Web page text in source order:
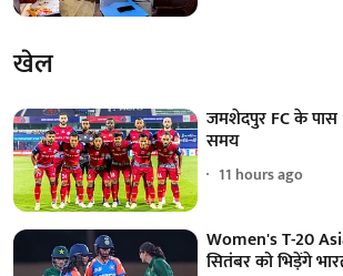
खेल
जमशेदपुर FC के
समय
11 hours ago
Women's T-20
सितंबर को भिड़ेंगे